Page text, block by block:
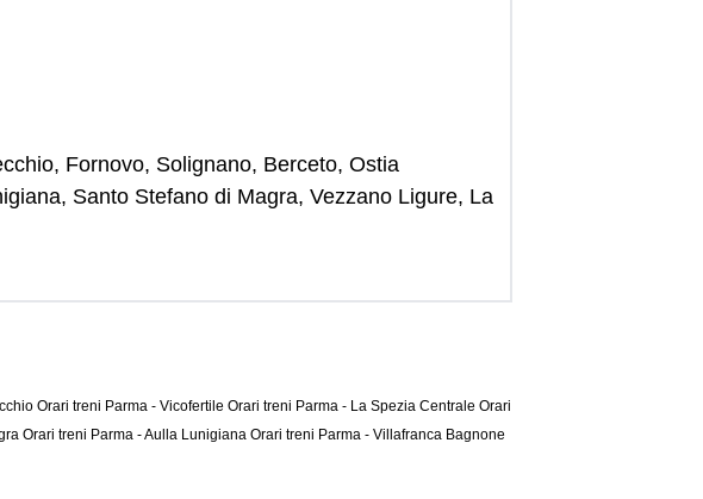
Fornovo, Solignano, Berceto, Ostia
Santo Stefano di Magra, Vezzano Ligure, La
Orari treni Parma - Vicofertile Orari treni Parma - La Spezia Centrale Orari
Orari treni Parma - Aulla Lunigiana Orari treni Parma - Villafranca Bagnone